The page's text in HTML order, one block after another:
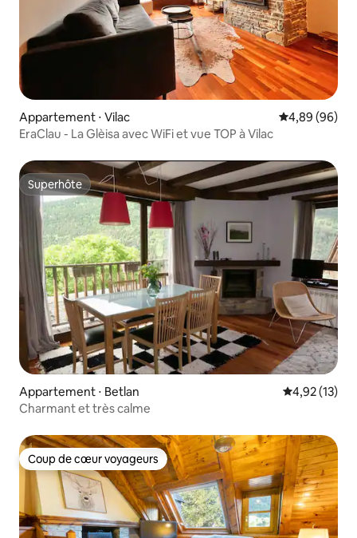
Appartement ⋅ Vilac Évaluation
4,89 (96)
EraClau - La Glèisa avec WiFi et vue TOP à Vilac
Superhôte
Superhôte
Appartement ⋅ Betlan Évaluation
4,92 (13)
Charmant et très calme
Coup de cœur voyageurs
Coup de cœur voyageurs